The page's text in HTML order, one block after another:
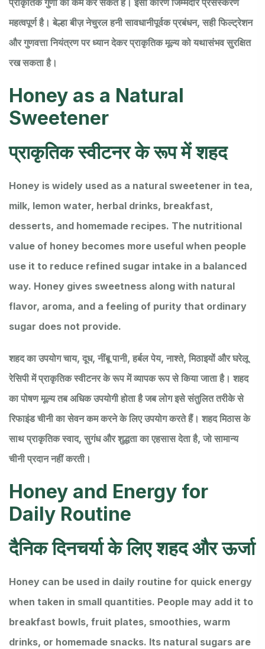
प्राकृतिक गुणों को कम कर सकते हैं। इसी कारण जिम्मेदार प्रसंस्करण
महत्वपूर्ण है। बेल्हा बीज़ नेचुरल हनी सावधानीपूर्वक प्रबंधन, सही फिल्ट्रेशन
और गुणवत्ता नियंत्रण पर ध्यान देकर प्राकृतिक मूल्य को यथासंभव सुरक्षित
रख सकता है।
Honey as a Natural
Sweetener
प्राकृतिक स्वीटनर के रूप में शहद
Honey is widely used as a natural sweetener in tea,
milk, lemon water, herbal drinks, breakfast,
desserts, and homemade recipes. The nutritional
value of honey becomes more useful when people
use it to reduce refined sugar intake in a balanced
way. Honey gives sweetness along with natural
flavor, aroma, and a feeling of purity that ordinary
sugar does not provide.
शहद का उपयोग चाय, दूध, नींबू पानी, हर्बल पेय, नाश्ते, मिठाइयों और घरेलू
रेसिपी में प्राकृतिक स्वीटनर के रूप में व्यापक रूप से किया जाता है। शहद
का पोषण मूल्य तब अधिक उपयोगी होता है जब लोग इसे संतुलित तरीके से
रिफाइंड चीनी का सेवन कम करने के लिए उपयोग करते हैं। शहद मिठास के
साथ प्राकृतिक स्वाद, सुगंध और शुद्धता का एहसास देता है, जो सामान्य
चीनी प्रदान नहीं करती।
Honey and Energy for
Daily Routine
दैनिक दिनचर्या के लिए शहद और ऊर्जा
Honey can be used in daily routine for quick energy
when taken in small quantities. People may add it to
breakfast bowls, fruit plates, smoothies, warm
drinks, or homemade snacks. Its natural sugars are